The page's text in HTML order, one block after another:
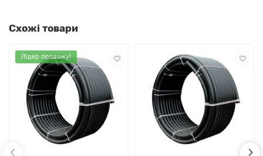
Схожі товари
Лідер продажу!